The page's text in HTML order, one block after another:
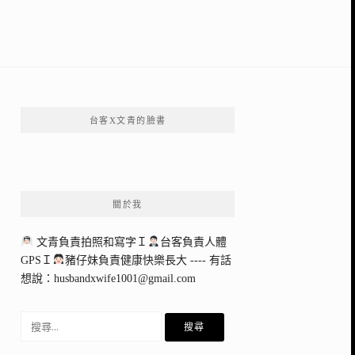
台客X文青的臉書
關於我
文青負責拍照和寫字Ｉ
台客負責人體
GPSＩ
豬仔妹負責健康快樂長大 ---- 有話
想說： husbandxwife1001@gmail.com